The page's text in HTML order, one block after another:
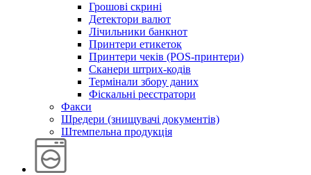
Грошові скрині
Детектори валют
Лічильники банкнот
Принтери етикеток
Принтери чеків (POS-принтери)
Сканери штрих-кодів
Термінали збору даних
Фіскальні реєстратори
Факси
Шредери (знищувачі документів)
Штемпельна продукція